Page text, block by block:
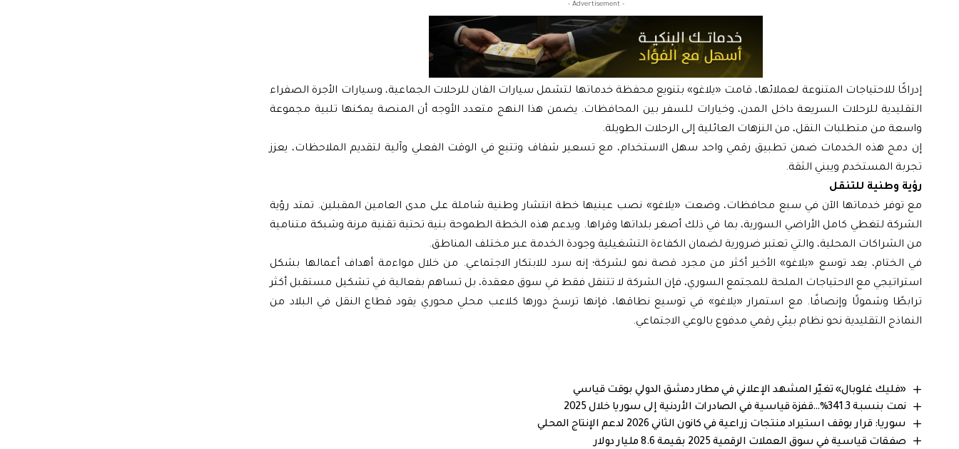
- Advertisement -
إدراكًا للاحتياجات المتنوعة لعملائها، قامت «يلاغو» بتنويع محفظة خدماتها لتشمل سيارات الفان للرحلات الجماعية، وسيارات الأجرة الصفراء
التقليدية للرحلات السريعة داخل المدن، وخيارات للسفر بين المحافظات. يضمن هذا النهج متعدد الأوجه أن المنصة يمكنها تلبية مجموعة
واسعة من متطلبات النقل، من النزهات العائلية إلى الرحلات الطويلة.
إن دمج هذه الخدمات ضمن تطبيق رقمي واحد سهل الاستخدام، مع تسعير شفاف وتتبع في الوقت الفعلي وآلية لتقديم الملاحظات، يعزز
تجربة المستخدم ويبني الثقة.
رؤية وطنية للتنقل
مع توفر خدماتها الآن في سبع محافظات، وضعت «يلاغو» نصب عينيها خطة انتشار وطنية شاملة على مدى العامين المقبلين. تمتد رؤية
الشركة لتغطي كامل الأراضي السورية، بما في ذلك أصغر بلداتها وقراها. ويدعم هذه الخطة الطموحة بنية تحتية تقنية مرنة وشبكة متنامية
من الشراكات المحلية، والتي تعتبر ضرورية لضمان الكفاءة التشغيلية وجودة الخدمة عبر مختلف المناطق.
في الختام، يعد توسع «يلاغو» الأخير أكثر من مجرد قصة نمو لشركة؛ إنه سرد للابتكار الاجتماعي. من خلال مواءمة أهداف أعمالها بشكل
استراتيجي مع الاحتياجات الملحة للمجتمع السوري، فإن الشركة لا تتنقل فقط في سوق معقدة، بل تساهم بفعالية في تشكيل مستقبل أكثر
ترابطًا وشمولًا وإنصافًا. مع استمرار «يلاغو» في توسيع نطاقها، فإنها ترسخ دورها كلاعب محلي محوري يقود قطاع النقل في البلاد من
النماذج التقليدية نحو نظام بيئي رقمي مدفوع بالوعي الاجتماعي.
«فليك غلوبال» تغيّر المشهد الإعلاني في مطار دمشق الدولي بوقت قياسي
نمت بنسبة 341.3%…قفزة قياسية في الصادرات الأردنية إلى سوريا خلال 2025
سوريا: قرار بوقف استيراد منتجات زراعية في كانون الثاني 2026 لدعم الإنتاج المحلي
صفقات قياسية في سوق العملات الرقمية 2025 بقيمة 8.6 مليار دولار